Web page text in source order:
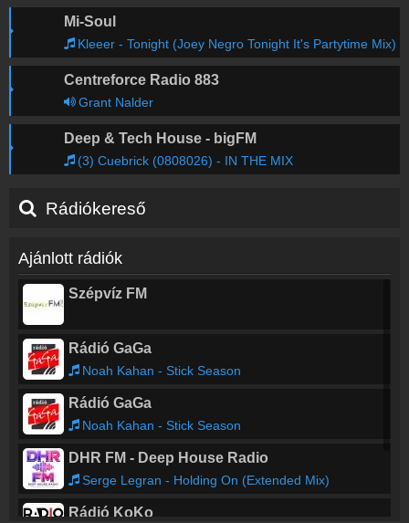
Mi-Soul
Kleeer - Tonight (Joey Negro Tonight It's Partytime Mix)
Centreforce Radio 883
Grant Nalder
Deep & Tech House - bigFM
(3) Cuebrick (0808026) - IN THE MIX
Rádiókereső
Ajánlott rádiók
Szépvíz FM
Rádió GaGa
Noah Kahan - Stick Season
Rádió GaGa
Noah Kahan - Stick Season
DHR FM - Deep House Radio
Serge Legran - Holding On (Extended Mix)
Rádió KoKo